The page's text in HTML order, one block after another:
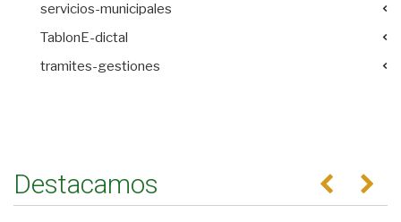
servicios-municipales
TablonE-dictal
tramites-gestiones
Destacamos Anterior